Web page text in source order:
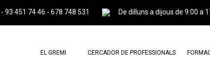
- 93 451 74 46 - 678 748 531 De dilluns a dijous de 9:00 a
EL GREMI CERCADOR DE PROFESSIONALS